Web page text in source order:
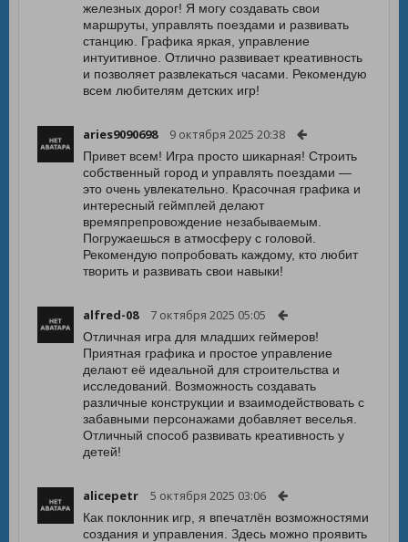
железных дорог! Я могу создавать свои
маршруты, управлять поездами и развивать
станцию. Графика яркая, управление
интуитивное. Отлично развивает креативность
и позволяет развлекаться часами. Рекомендую
всем любителям детских игр!
aries9090698 9 октября 2025 20:38
Привет всем! Игра просто шикарная! Строить
собственный город и управлять поездами —
это очень увлекательно. Красочная графика и
интересный геймплей делают
времяпрепровождение незабываемым.
Погружаешься в атмосферу с головой.
Рекомендую попробовать каждому, кто любит
творить и развивать свои навыки!
alfred-08 7 октября 2025 05:05
Отличная игра для младших геймеров!
Приятная графика и простое управление
делают её идеальной для строительства и
исследований. Возможность создавать
различные конструкции и взаимодействовать с
забавными персонажами добавляет веселья.
Отличный способ развивать креативность у
детей!
alicepetr 5 октября 2025 03:06
Как поклонник игр, я впечатлён возможностями
создания и управления. Здесь можно проявить